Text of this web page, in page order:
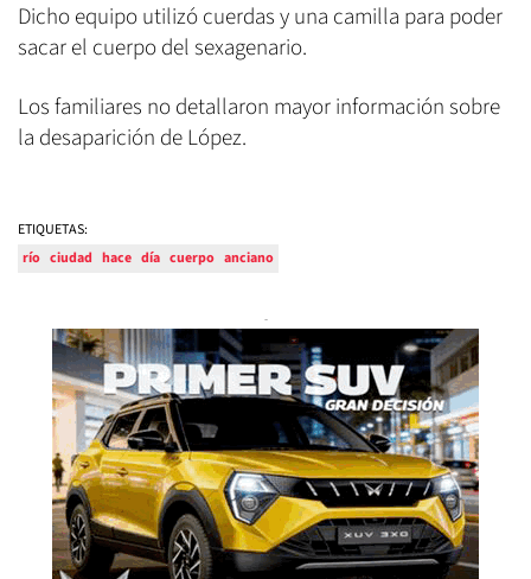
Dicho equipo utilizó cuerdas y una camilla para poder
sacar el cuerpo del sexagenario.
Los familiares no detallaron mayor información sobre
la desaparición de López.
ETIQUETAS:
río ciudad hace día cuerpo anciano